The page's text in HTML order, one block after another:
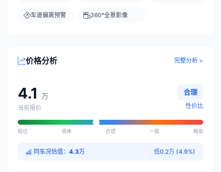
车道偏离预警 360°全景影像
价格分析 完整分析 >
4.1 万
当前报价
合理
性价比
极佳 很棒 合理 一般 略高
同车况估值： 4.3万 低0.2万 (4.9%)